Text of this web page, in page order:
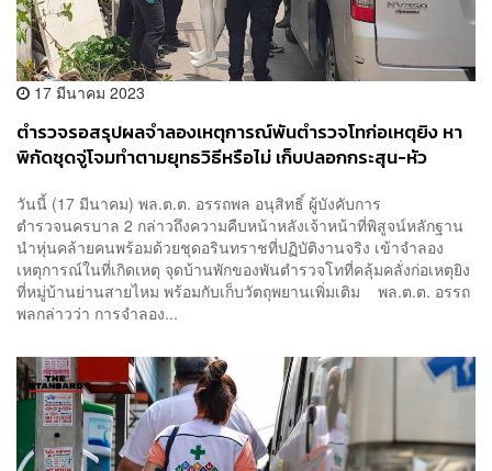
17 มีนาคม 2023
ตำรวจรอสรุปผลจำลองเหตุการณ์พันตำรวจโทก่อเหตุยิง หา
พิกัดชุดจู่โจมทำตามยุทธวิธีหรือไม่ เก็บปลอกกระสุน-หัว
วันนี้ (17 มีนาคม) พล.ต.ต. อรรถพล อนุสิทธิ์ ผู้บังคับการ
ตำรวจนครบาล 2 กล่าวถึงความคืบหน้าหลังเจ้าหน้าที่พิสูจน์หลักฐาน
นำหุ่นคล้ายคนพร้อมด้วยชุดอรินทราชที่ปฏิบัติงานจริง เข้าจำลอง
เหตุการณ์ในที่เกิดเหตุ จุดบ้านพักของพันตำรวจโทที่คลุ้มคลั่งก่อเหตุยิง
ที่หมู่บ้านย่านสายไหม พร้อมกับเก็บวัตถุพยานเพิ่มเติม พล.ต.ต. อรรถ
พลกล่าวว่า การจำลอง...